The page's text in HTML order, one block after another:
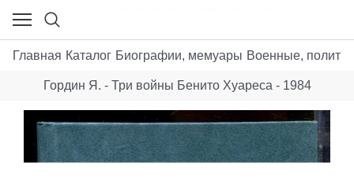
Главная Каталог Биографии, мемуары Военные,
Гордин Я. - Три войны Бенито Хуареса - 1984